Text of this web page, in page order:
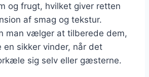
og frugt, hvilket giver retten
af smag og tekstur.
man vælger at tilberede dem,
en sikker vinder, når det
sig selv eller gæsterne.